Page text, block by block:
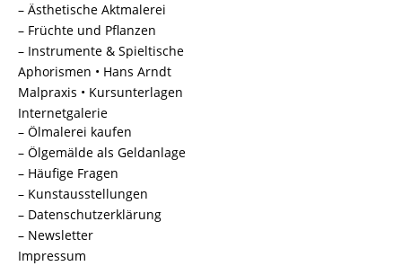
– Ästhetische Aktmalerei
– Früchte und Pflanzen
– Instrumente & Spieltische
Aphorismen • Hans Arndt
Malpraxis • Kursunterlagen
Internetgalerie
– Ölmalerei kaufen
– Ölgemälde als Geldanlage
– Häufige Fragen
– Kunstausstellungen
– Datenschutzerklärung
– Newsletter
Impressum